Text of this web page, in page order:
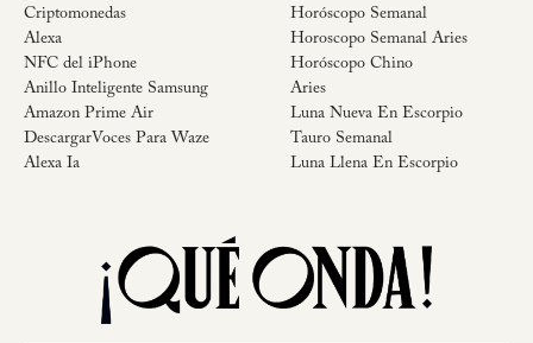
Criptomonedas
Alexa
NFC del iPhone
Anillo Inteligente Samsung
Amazon Prime Air
DescargarVoces Para Waze
Alexa Ia
Horóscopo Semanal
Horoscopo Semanal Aries
Horóscopo Chino
Aries
Luna Nueva En Escorpio
Tauro Semanal
Luna Llena En Escorpio